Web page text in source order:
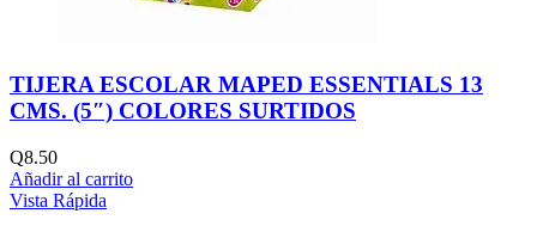
TIJERA ESCOLAR MAPED ESSENTIALS 13
CMS. (5″) COLORES SURTIDOS
Q8.50
Añadir al carrito
Vista Rápida